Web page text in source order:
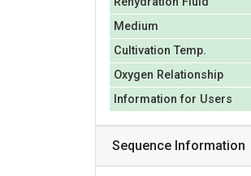
Medium
Cultivation Temp.
Oxygen Relationship
Information for Users
Sequence Information